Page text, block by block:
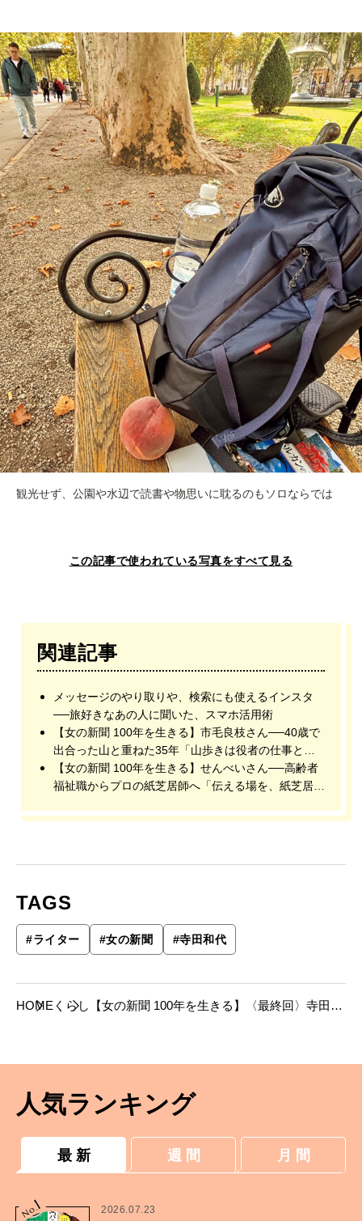
観光せず、公園や水辺で読書や物思いに耽るのもソロならでは
この記事で使われている写真をすべて見る
関連記事
メッセージのやり取りや、検索にも使えるインスタ
──旅好きなあの人に聞いた、スマホ活用術
【女の新聞 100年を生きる】市毛良枝さん──40歳で
出合った山と重ねた35年「山歩きは役者の仕事と似
ています」
【女の新聞 100年を生きる】せんべいさん──高齢者
福祉職からプロの紙芝居師へ「伝える場を、紙芝居で
TAGS
#ライター #女の新聞 #寺田和代
HOME くらし
【女の新聞 100年を生きる】〈最終回〉寺田和
人気ランキング
最 新 週 間 月 間
No.
1 2026.07.23